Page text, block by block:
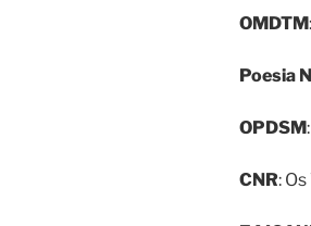
OMDTM
Poesia
OPDSM
CNR: